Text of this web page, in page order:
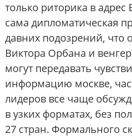
только риторика в адрес
сама дипломатическая
давних подозрений, что
Виктора Орбана и
могут передавать
информацию москве,
лидеров все чаще
в узких форматах, без
27 стран. Формального